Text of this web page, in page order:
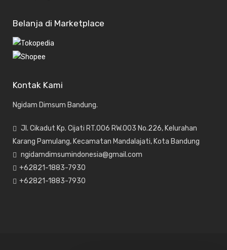
Belanja di Marketplace
Kontak Kami
Ngidam Dimsum Bandung.
Jl. Cikadut Kp. Cijati RT.006 RW.003 No.226, Kelurahan
Karang Pamulang, Kecamatan Mandalajati, Kota Bandung
ngidamdimsumindonesia@gmail.com
+62821-1883-7930
+62821-1883-7930